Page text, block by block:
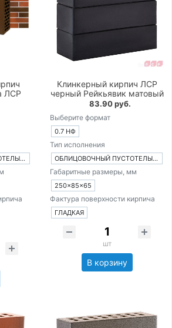
ЛСР
ОБЛИЦОВОЧНЫЙ ПУСТОТЕЛЫЙ КИРПИЧ
Клинкерный кирпич ЛСР
черный Рейкьявик матовый
83.90 руб.
Выберите формат
0.7 НФ
Тип исполнения
ОБЛИЦОВОЧНЫЙ ПУСТОТЕЛЫЙ КИРПИЧ
Габаритные размеры, мм
250×85×65
Фактура поверхности кирпича
ГЛАДКАЯ
шт
В корзину